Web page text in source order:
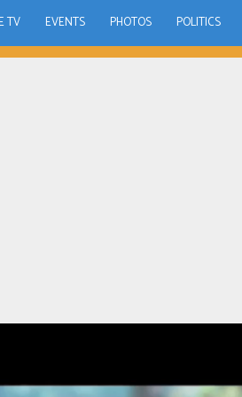
TV EVENTS PHOTOS POLITICS